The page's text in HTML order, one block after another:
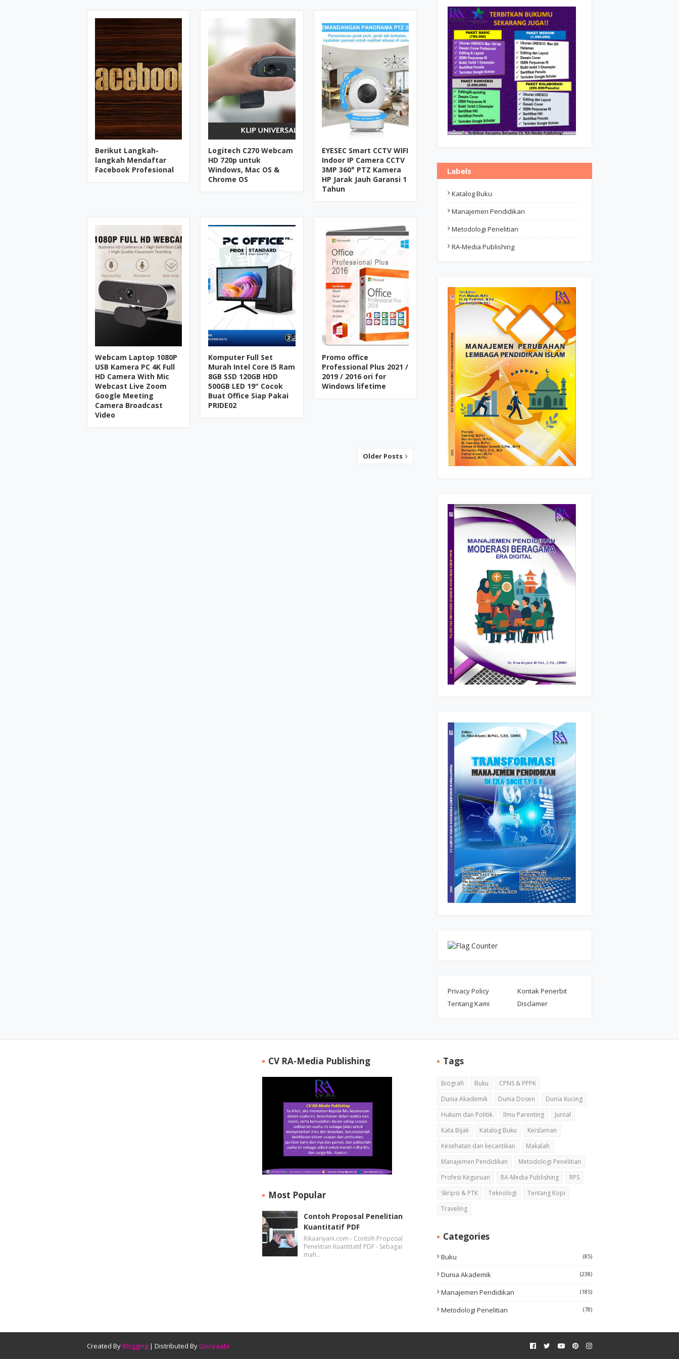
Berikut Langkah-
langkah Mendaftar
Facebook Profesional
Logitech C270 Webcam
HD 720p untuk
Windows, Mac OS &
Chrome OS
EYESEC Smart CCTV WIFI
Indoor IP Camera CCTV
3MP 360° PTZ Kamera
HP Jarak Jauh Garansi 1
Tahun
Webcam Laptop 1080P
USB Kamera PC 4K Full
HD Camera With Mic
Webcast Live Zoom
Google Meeting
Camera Broadcast
Video
Komputer Full Set
Murah Intel Core I5 Ram
8GB SSD 120GB HDD
500GB LED 19" Cocok
Buat Office Siap Pakai
PRIDE02
Promo office
Professional Plus 2021 /
2019 / 2016 ori for
Windows lifetime
Older Posts
Labels
Katalog Buku
Manajemen Pendidikan
Metodologi Penelitian
RA-Media Publishing
Privacy Policy
Kontak Penerbit
Tentang Kami
Disclamer
CV RA-Media Publishing
Most Popular
Contoh Proposal Penelitian
Kuantitatif PDF
Rikaariyani.com - Contoh Proposal
Penelitian Kuantitatif PDF - Sebagai
mah…
Tags
Biografi Buku
CPNS & PPPK
Dunia Akademik
Dunia Dosen
Dunia Kucing
Hukum dan Politik
Ilmu Parenting
Jurnal
Kata Bijak
Katalog Buku
Keislaman
Kesehatan dan kecantikan
Makalah
Manajemen Pendidikan
Metodologi Penelitian
Profesi Keguruan
RA-Media Publishing
RPS
Skripsi & PTK
Teknologi
Tentang Kopi
Traveling
Categories
Buku (85)
Dunia Akademik (238)
Manajemen Pendidikan (185)
Metodologi Penelitian (78)
Created ByBlogging | Distributed By Gooyaabi